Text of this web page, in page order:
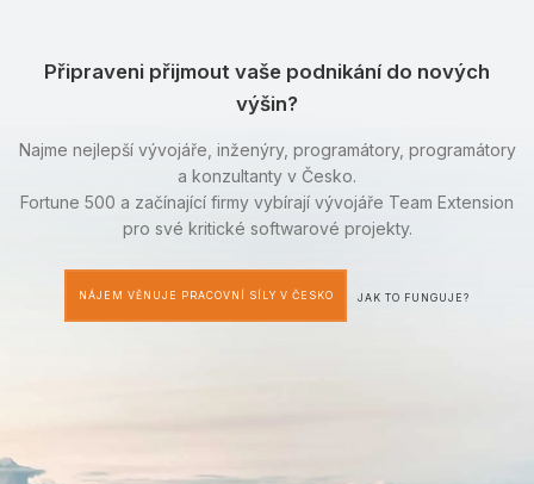
Připraveni přijmout vaše podnikání do nových
výšin?
Najme nejlepší vývojáře, inženýry, programátory, programátory
a konzultanty v Česko.
Fortune 500 a začínající firmy vybírají vývojáře Team Extension
pro své kritické softwarové projekty.
NÁJEM VĚNUJE PRACOVNÍ SÍLY V ČESKO JAK TO FUNGUJE?